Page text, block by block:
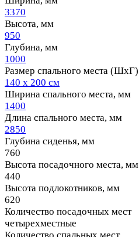
3370
Высота, мм
950
Глубина, мм
1000
Размер спального места (ШхГ)
140 х 200 см
Ширина спального места, мм
1400
Длина спального места, мм
2850
Глубина сиденья, мм
760
Высота посадочного места, мм
440
Высота подлокотников, мм
620
Количество посадочных мест
четырехместные
Количество спальных мест